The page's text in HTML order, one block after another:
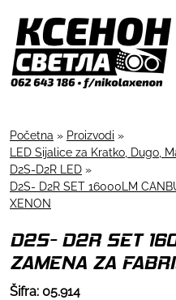
Početna » Proizvodi »
LED Sijalice za Kratko, Dugo,
D2S-D2R LED »
D2S- D2R SET 16000LM
XENON
D2S- D2R SET
ZAMENA ZA
Šifra: 05.914